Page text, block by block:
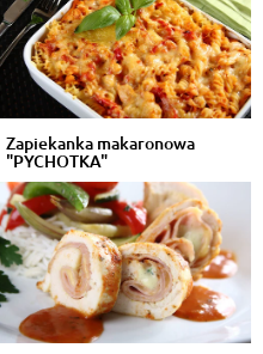
Zapiekanka makaronowa
"PYCHOTKA"